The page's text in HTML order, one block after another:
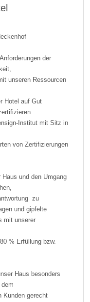
der
unseren Ressourcen
Hotel auf Gut
Institut mit Sitz in
von Zertifizierungen
und den Umgang
zu
und gipfelte
mit unserer
% Erfüllung bzw.
Haus besonders
Kunden gerecht